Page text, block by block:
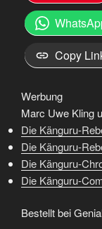
Copy
Werbung
Marc Uwe Kling
Die Känguru-
Die Känguru-
Die Känguru-
Die Känguru-
Bestellt bei